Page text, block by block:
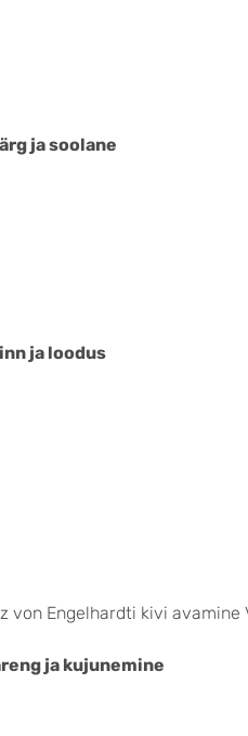
ja soolane
ja loodus
von Engelhardti kivi avamine
ja kujunemine